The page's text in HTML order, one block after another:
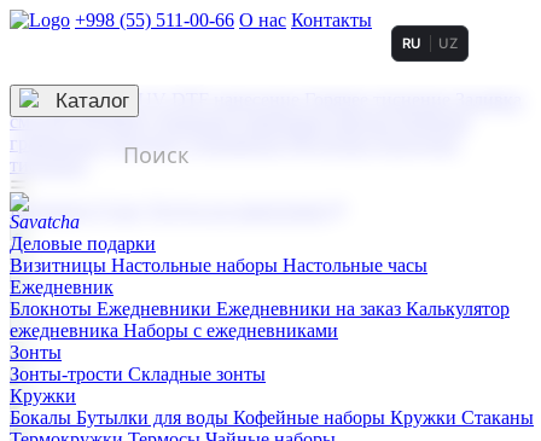
+998 (55) 511-00-66 О нас Контакты
3D гравировка
смолой (Doming)
гравировка твердая
тиснение
RU UZ
☰
Контакты
Каталог
Деловые подарки
Визитницы Настольные наборы Настольные часы
Ежедневник
Блокноты Ежедневники Ежедневники на заказ Калькулятор
ежедневника Наборы с ежедневниками
Зонты
Зонты-трости Складные зонты
Кружки
Бокалы Бутылки для воды Кофейные наборы Кружки Стаканы